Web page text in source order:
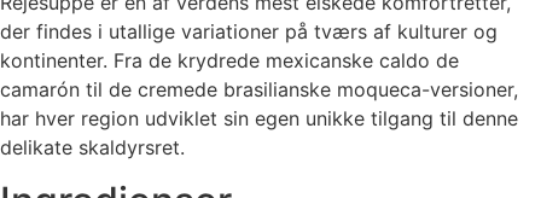
der findes i utallige variationer på tværs af kulturer og
kontinenter. Fra de krydrede mexicanske caldo de
camarón til de cremede brasilianske moqueca-versioner,
har hver region udviklet sin egen unikke tilgang til denne
delikate skaldyrsret.